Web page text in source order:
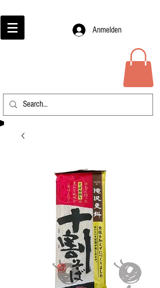
Anmelden